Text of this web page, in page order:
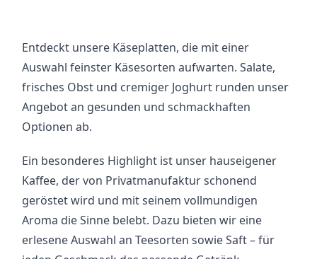
Entdeckt unsere Käseplatten, die mit einer
Auswahl feinster Käsesorten aufwarten. Salate,
frisches Obst und cremiger Joghurt runden unser
Angebot an gesunden und schmackhaften
Optionen ab.
Ein besonderes Highlight ist unser hauseigener
Kaffee, der von Privatmanufaktur schonend
geröstet wird und mit seinem vollmundigen
Aroma die Sinne belebt. Dazu bieten wir eine
erlesene Auswahl an Teesorten sowie Saft – für